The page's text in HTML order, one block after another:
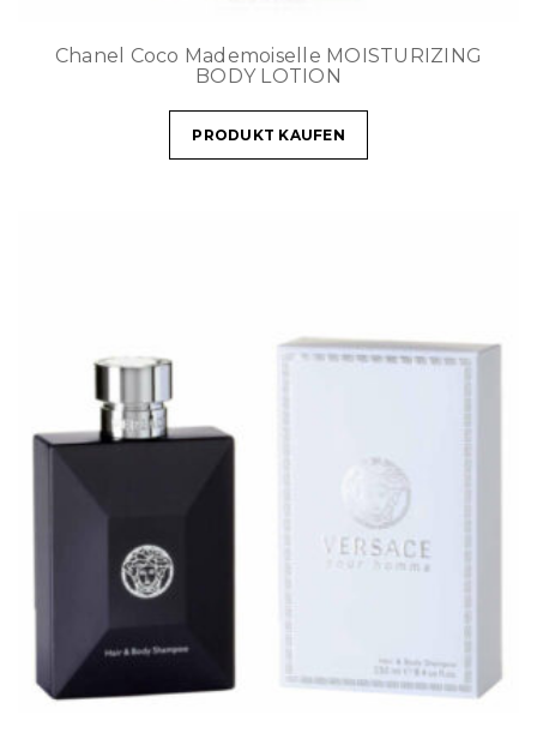
Chanel Coco Mademoiselle MOISTURIZING
BODY LOTION
PRODUKT KAUFEN